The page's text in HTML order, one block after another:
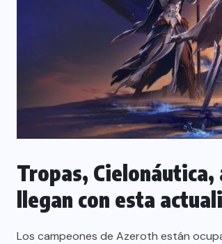
Tropas, Cielonáutica,
llegan con esta
Los campeones de Azeroth están